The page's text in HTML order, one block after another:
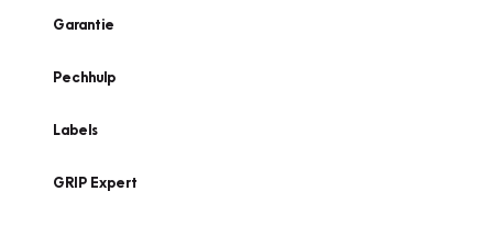
Garantie
Pechhulp
Labels
GRIP Expert